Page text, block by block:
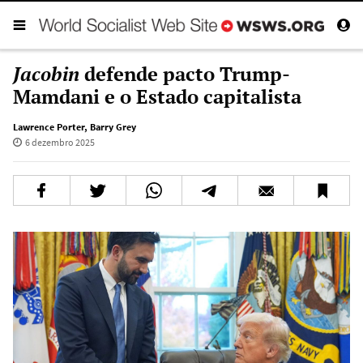
Jacobin defende pacto Trump-
Mamdani e o Estado capitalista
Lawrence Porter, Barry Grey
6 dezembro 2025